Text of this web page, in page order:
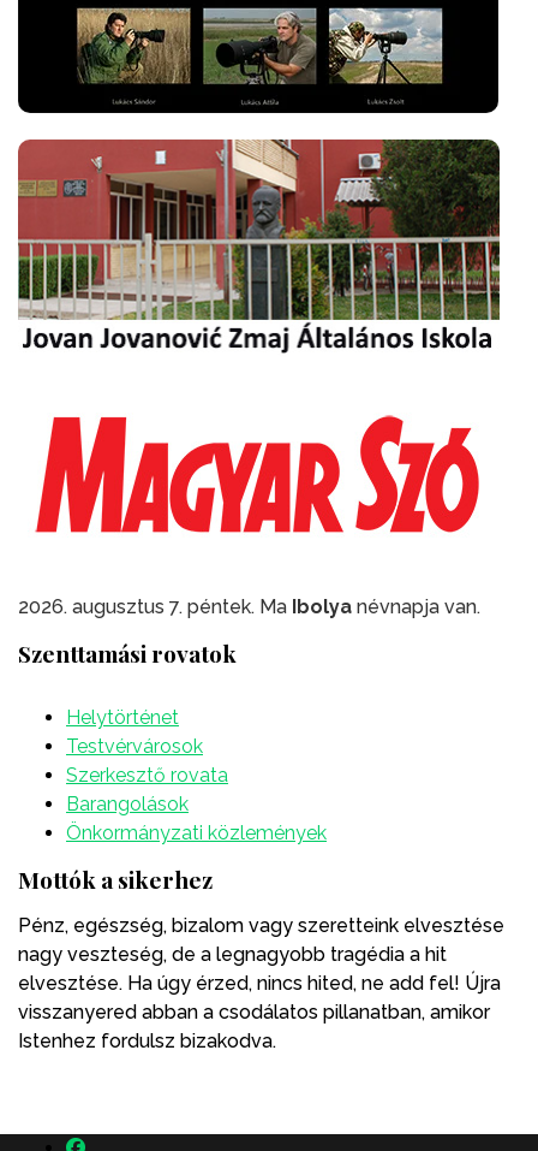
2026. augusztus 7. péntek. Ma Ibolya névnapja van.
Szenttamási rovatok
Helytörténet
Testvérvárosok
Szerkesztő rovata
Barangolások
Önkormányzati közlemények
Mottók a sikerhez
Pénz, egészség, bizalom vagy szeretteink elvesztése
nagy veszteség, de a legnagyobb tragédia a hit
elvesztése. Ha úgy érzed, nincs hited, ne add fel! Újra
visszanyered abban a csodálatos pillanatban, amikor
Istenhez fordulsz bizakodva.